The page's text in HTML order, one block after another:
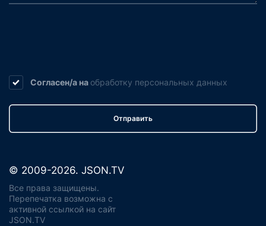
Согласен/а на обработку персональных данных
Отправить
© 2009-2026. JSON.TV
Все права защищены.
Перепечатка возможна с
активной ссылкой на сайт
JSON.TV